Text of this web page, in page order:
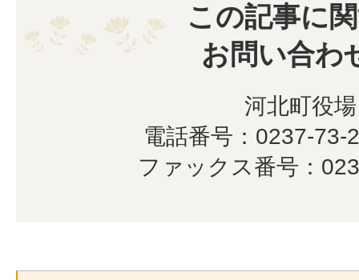
この記事に
お問い合わ
河北町役場
電話番号：0237-73-
ファックス番号：